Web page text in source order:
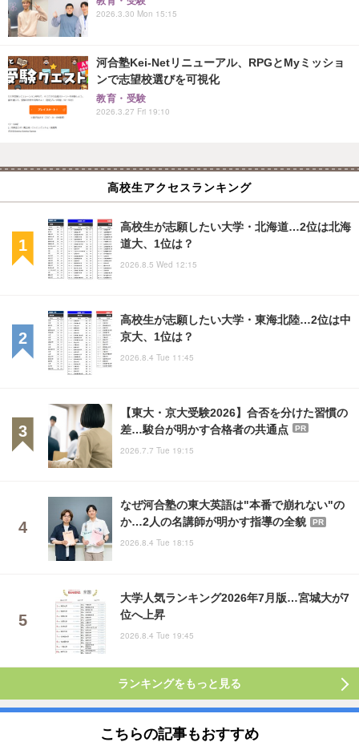
2026.3.30 Mon 15:15
河合塾Kei-Netリニューアル、RPGとMyミッショ
ンで志望校選びを可視化
教育・受験
2026.3.27 Fri 19:10
高校生アクセスランキング
高校生が志願したい大学・北海道…2位は北海
道大、1位は？
2026.8.5 Wed 12:15
高校生が志願したい大学・東海北陸…2位は中
京大、1位は？
2026.8.4 Tue 11:45
【東大・京大受験2026】合否を分けた習慣の
差…駿台が明かす合格者の共通点
PR
2026.7.7 Tue 19:15
なぜ河合塾の東大英語は"本番で崩れない"の
か…2人の名講師が明かす指導の全貌
PR
2026.8.4 Tue 18:15
大学人気ランキング2026年7月版…宮城大が7
位へ上昇
2026.8.4 Tue 19:45
ランキングをもっと見る
こちらの記事もおすすめ